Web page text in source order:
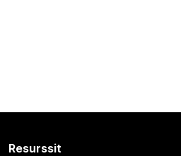
Resurssit